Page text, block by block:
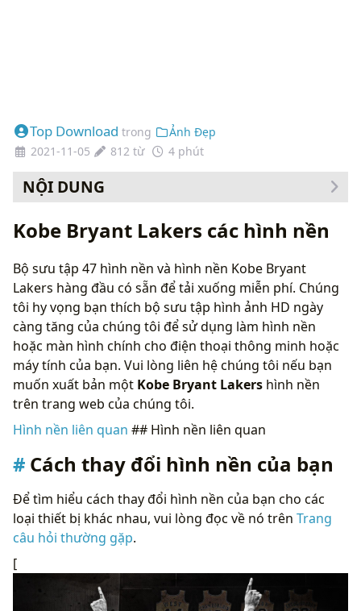
Top Download trong
Ảnh Đẹp
2021-11-05
812 từ 4 phút
NỘI DUNG
Kobe Bryant Lakers các hình nền
Bộ sưu tập 47 hình nền và hình nền Kobe Bryant
Lakers hàng đầu có sẵn để tải xuống miễn phí. Chúng
tôi hy vọng bạn thích bộ sưu tập hình ảnh HD ngày
càng tăng của chúng tôi để sử dụng làm hình nền
hoặc màn hình chính cho điện thoại thông minh hoặc
máy tính của bạn. Vui lòng liên hệ chúng tôi nếu bạn
muốn xuất bản một Kobe Bryant Lakers hình nền
trên trang web của chúng tôi.
Hình nền liên quan ## Hình nền liên quan
Cách thay đổi hình nền của bạn
Để tìm hiểu cách thay đổi hình nền của bạn cho các
loại thiết bị khác nhau, vui lòng đọc về nó trên Trang
câu hỏi thường gặp.
[